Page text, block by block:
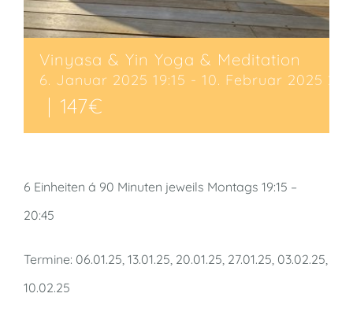
Vinyasa & Yin Yoga & Meditation
6. Januar 2025 19:15 - 10. Februar 2025
| 147€
6 Einheiten á 90 Minuten jeweils Montags 19:15 –
20:45
Termine: 06.01.25, 13.01.25, 20.01.25, 27.01.25, 03.02.25,
10.02.25